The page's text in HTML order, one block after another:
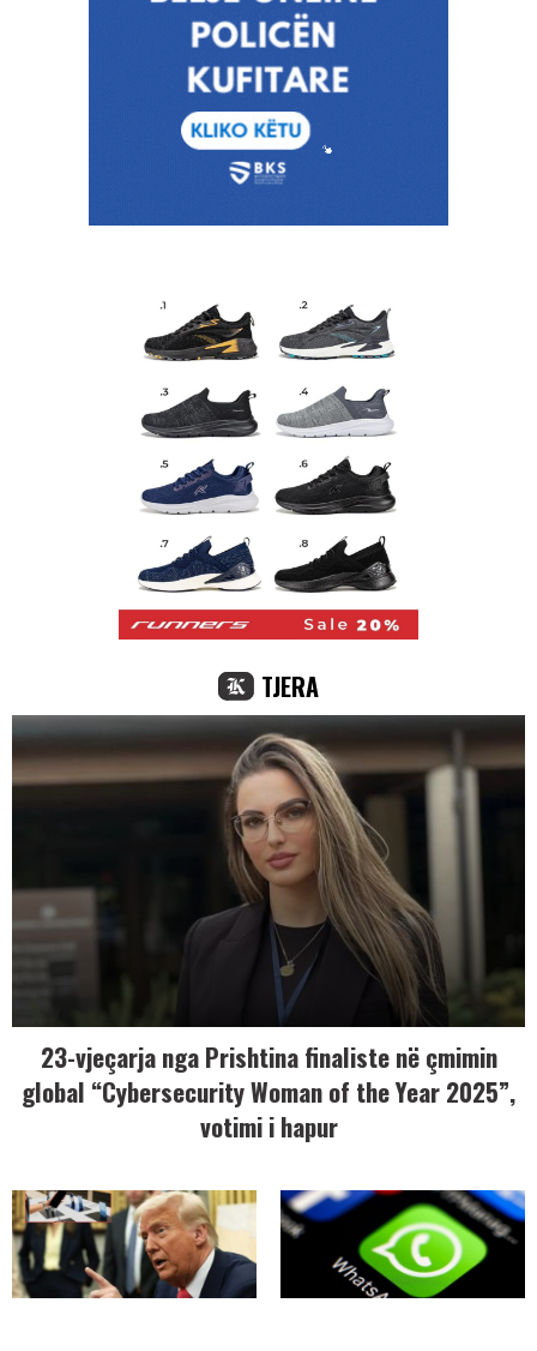
TJERA
23-vjeçarja nga Prishtina finaliste në çmimin
global “Cybersecurity Woman of the Year 2025”,
votimi i hapur